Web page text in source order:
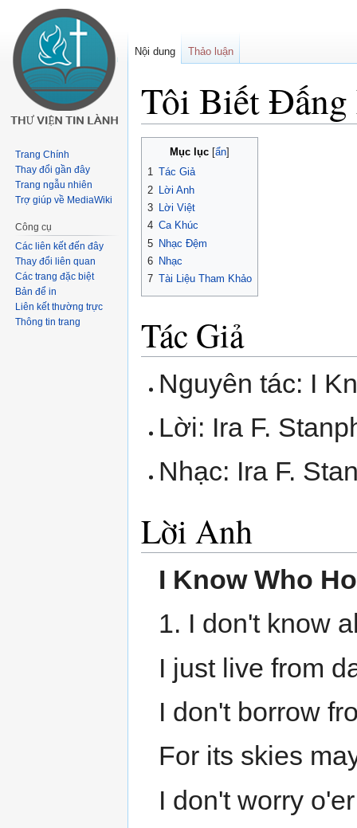
Tôi Biết
hướng
kiếm
Mục lục
1 Tác Giả
2
Lời Anh
3 Lời Việt
4 Ca Khúc
5 Nhạc Đệm
6 Nhạc
7 Tài Liệu Tham Khảo
Tác Giả
Nguyên tác: I
Lời: Ira F.
Nhạc: Ira F.
Lời Anh
I Know Who
1. I don't know
I just live from
I don't borrow
For its skies
I don't worry
Nội dung Thảo luận
Trang Chính
Thay đổi gần đây
Trang ngẫu nhiên
Trợ giúp về MediaWiki
Công cụ
Các liên kết đến đây
Thay đổi liên quan
Các trang đặc biệt
Bản để in
Liên kết thường trực
Thông tin trang